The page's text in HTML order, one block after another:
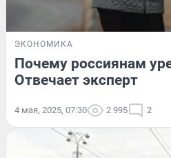
ЭКОНОМИКА
Почему россиянам
Отвечает эксперт
4 мая, 2025, 07:30 2 995 2